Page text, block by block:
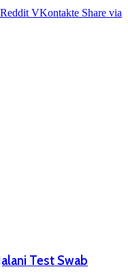
Reddit VKontakte Share via
Test Swab